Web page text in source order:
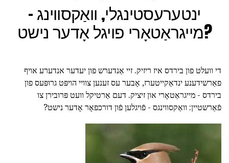
ינטערעסטינגלי, וואַקסווינג -
מייגראַטאָרי פויגל אָדער נישט?
די וועלט פון בירדס איז ריזיק. זיי אַנדערש פון יעדער אנדערע אויף
פאַרשידענע ינדאַקייטערז, אָבער עס זענען צוויי הויפּט גרופּעס פון
בירדס - מייגראַטאָרי און זיציק. דעם אַרטיקל וועט פּרובירן צו
פֿאַרשטיין: וואַקסווינגס - פֿויגלען פֿון דורכפאָר אָדער נישט?